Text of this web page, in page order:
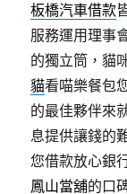
板橋汽車借款
服務運用理事
的獨立筒，貓
貓看喵樂餐包
的最佳夥伴來
息提供讓錢的
您借款放心銀
鳳山當舖的口